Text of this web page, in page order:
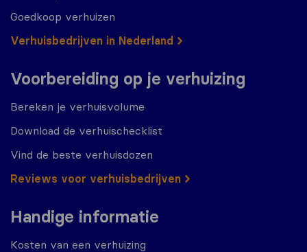
Goedkoop verhuizen
Verhuisbedrijven in Nederland
Voorbereiding op je verhuizing
Bereken je verhuisvolume
Download de verhuischecklist
Vind de beste verhuisdozen
Reviews voor verhuisbedrijven
Handige informatie
Kosten van een verhuizing